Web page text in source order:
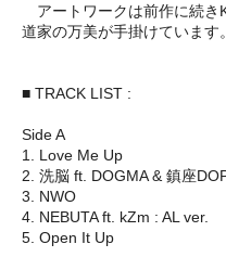
アートワークは前作に続き
道家の万美が手掛けています。
■ TRACK LIST :
Side A
1. Love Me Up
2. 洗脳 ft. DOGMA & 鎮座
3. NWO
4. NEBUTA ft. kZm : AL ver.
5. Open It Up